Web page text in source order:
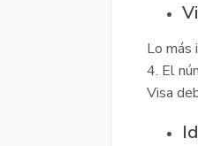
Lo más
4. El
Visa